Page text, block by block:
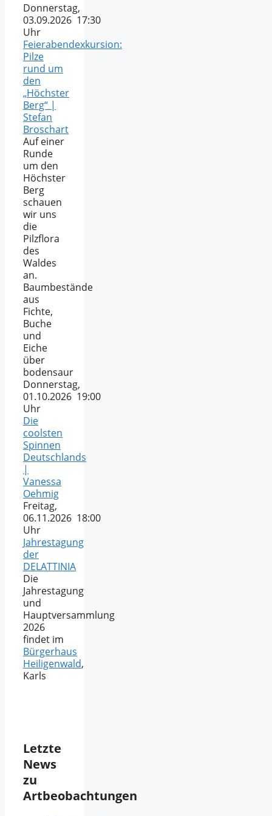
Donnerstag,
03.09.2026 17:30
Uhr
Feierabendexkursion:
Pilze
rund um
den
„Höchster
Berg“ |
Stefan
Broschart
Auf einer
Runde
um den
Höchster
Berg
schauen
wir uns
die
Pilzflora
des
Waldes
an.
Baumbestände
aus
Fichte,
Buche
und
Eiche
über
bodensaur
Donnerstag,
01.10.2026 19:00
Uhr
Die
coolsten
Spinnen
Deutschlands
|
Vanessa
Oehmig
Freitag,
06.11.2026 18:00
Uhr
Jahrestagung
der
DELATTINIA
Die
Jahrestagung
und
Hauptversammlung
2026
findet im
Bürgerhaus
Heiligenwald,
Karls
Letzte
News
zu
Artbeobachtungen